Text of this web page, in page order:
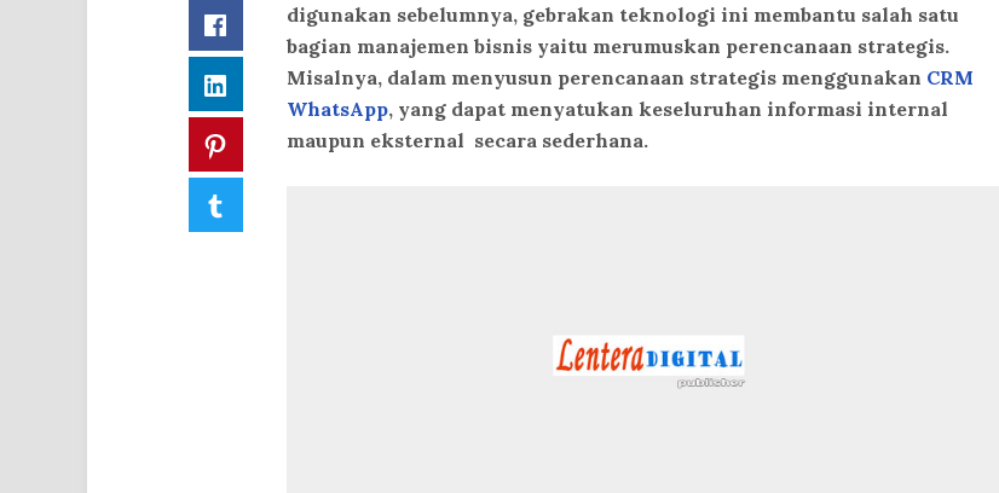
Facebook
LinkedIn
Pinterest
digunakan sebelumnya, gebrakan teknologi ini membantu salah satu
bagian manajemen bisnis yaitu merumuskan perencanaan strategis.
Misalnya, dalam menyusun perencanaan strategis menggunakan CRM
WhatsApp, yang dapat menyatukan keseluruhan informasi internal
maupun eksternal secara sederhana.